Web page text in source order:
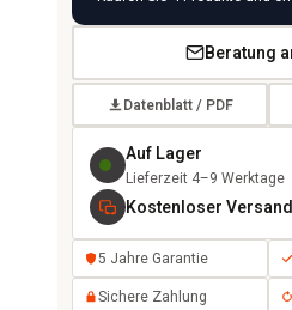
Beratung
Datenblatt / PDF
Auf Lager
Lieferzeit 4–9 Werktage
Kostenloser
5 Jahre Garantie
Sichere Zahlung